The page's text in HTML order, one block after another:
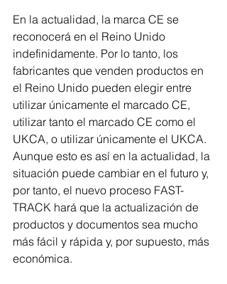
En la actualidad, la marca CE se
reconocerá en el Reino Unido
indefinidamente. Por lo tanto, los
fabricantes que venden productos en
el Reino Unido pueden elegir entre
utilizar únicamente el marcado CE,
utilizar tanto el marcado CE como el
UKCA, o utilizar únicamente el UKCA.
Aunque esto es así en la actualidad, la
situación puede cambiar en el futuro y,
por tanto, el nuevo proceso FAST-
TRACK hará que la actualización de
productos y documentos sea mucho
más fácil y rápida y, por supuesto, más
económica.